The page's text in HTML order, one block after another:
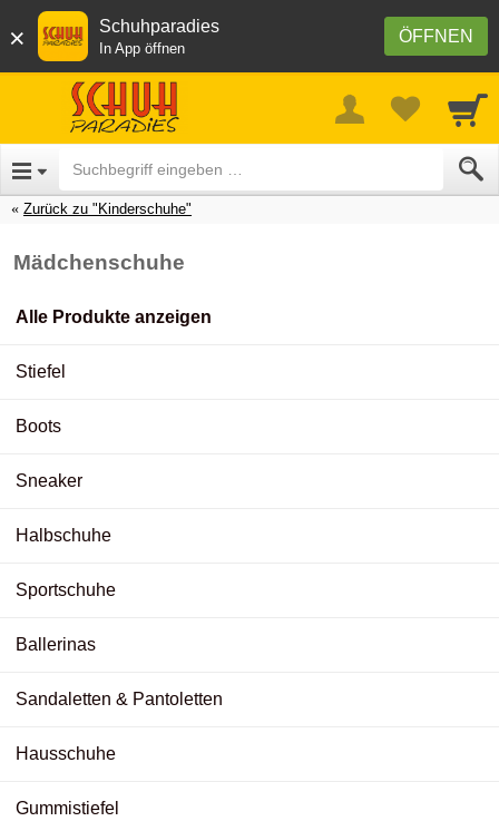
× ÖFFNEN
Schuhparadies
In App öffnen
Zurück zu "Kinderschuhe"
Mädchenschuhe
Alle Produkte anzeigen
Stiefel
Boots
Sneaker
Halbschuhe
Sportschuhe
Ballerinas
Sandaletten & Pantoletten
Hausschuhe
Gummistiefel